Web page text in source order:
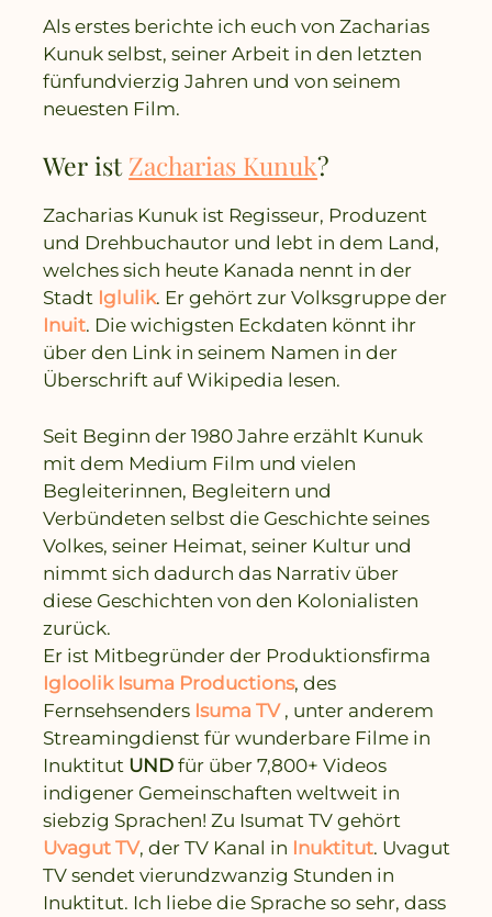
Als erstes berichte ich euch von Zacharias
Kunuk selbst, seiner Arbeit in den letzten
fünfundvierzig Jahren und von seinem
neuesten Film.
Wer istZacharias Kunuk?
Zacharias Kunuk ist Regisseur, Produzent
und Drehbuchautor und lebt in dem Land,
welches sich heute Kanada nennt in der
Stadt Iglulik. Er gehört zur Volksgruppe der
Inuit. Die wichigsten Eckdaten könnt ihr
über den Link in seinem Namen in der
Überschrift auf Wikipedia lesen.
Seit Beginn der 1980 Jahre erzählt Kunuk
mit dem Medium Film und vielen
Begleiterinnen, Begleitern und
Verbündeten selbst die Geschichte seines
Volkes, seiner Heimat, seiner Kultur und
nimmt sich dadurch das Narrativ über
diese Geschichten von den Kolonialisten
zurück.
Er ist Mitbegründer der Produktionsfirma
Igloolik Isuma Productions, des
Fernsehsenders Isuma TV , unter anderem
Streamingdienst für wunderbare Filme in
Inuktitut UND für über 7,800+ Videos
indigener Gemeinschaften weltweit in
siebzig Sprachen! Zu Isumat TV gehört
Uvagut TV, der TV Kanal in Inuktitut. Uvagut
TV sendet vierundzwanzig Stunden in
Inuktitut. Ich liebe die Sprache so sehr, dass